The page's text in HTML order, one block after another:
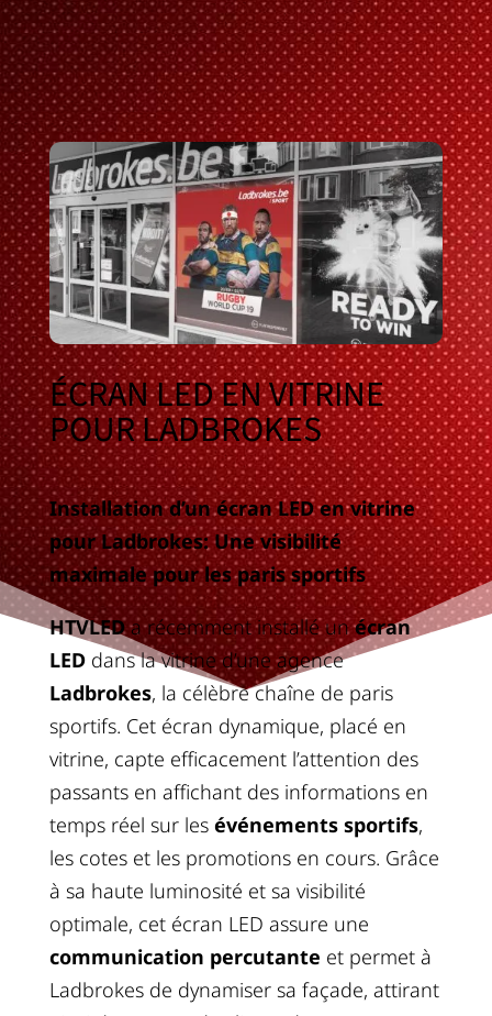
ÉCRAN LED EN VITRINE
POUR LADBROKES
Installation d’un écran LED en vitrine
pour Ladbrokes: Une visibilité
maximale pour les paris sportifs
HTVLEDa récemment installé unécran
LEDdans la vitrine d’une agence
Ladbrokes, la célèbre chaîne de paris
sportifs. Cet écran dynamique, placé en
vitrine, capte efficacement l’attention des
passants en affichant des informations en
temps réel sur les événements sportifs,
les cotes et les promotions en cours. Grâce
à sa haute luminosité et sa visibilité
optimale, cet écran LED assure une
communication percutante et permet à
Ladbrokes de dynamiser sa façade, attirant